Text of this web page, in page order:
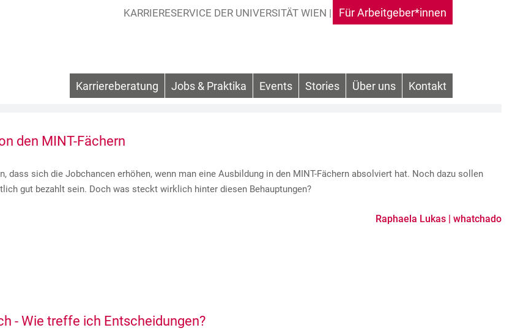
KARRIERESERVICE Für Arbeitgeber*innen
Karriereberatung Jobs & Praktika Events Stories Über uns Kontakt
den MINT-Fächern
dass sich die Jobchancen erhöhen, wenn man eine Ausbildung in den MINT-Fächern absolviert hat. Noch dazu sollen
gut bezahlt sein. Doch was steckt wirklich hinter diesen Behauptungen?
Raphaela Lukas | whatchado
- Wie treffe ich Entscheidungen?